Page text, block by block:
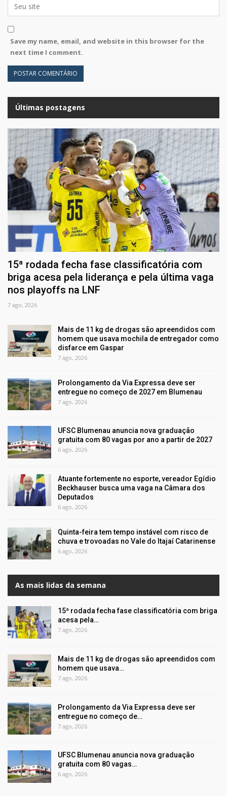
Save my name, email, and website in this browser for the
next time I comment.
Últimas postagens
15ª rodada fecha fase classificatória com
briga acesa pela liderança e pela última vaga
nos playoffs na LNF
7 ago, 2026
Mais de 11 kg de drogas são apreendidos com
homem que usava mochila de entregador como
disfarce em Gaspar
7 ago, 2026
Prolongamento da Via Expressa deve ser
entregue no começo de 2027 em Blumenau
7 ago, 2026
UFSC Blumenau anuncia nova graduação
gratuita com 80 vagas por ano a partir de 2027
6 ago, 2026
Atuante fortemente no esporte, vereador Egídio
Beckhauser busca uma vaga na Câmara dos
Deputados
6 ago, 2026
Quinta-feira tem tempo instável com risco de
chuva e trovoadas no Vale do Itajaí Catarinense
6 ago, 2026
As mais lidas da semana
15ª rodada fecha fase classificatória com briga
acesa pela…
7 ago, 2026
Mais de 11 kg de drogas são apreendidos com
homem que usava…
7 ago, 2026
Prolongamento da Via Expressa deve ser
entregue no começo de…
7 ago, 2026
UFSC Blumenau anuncia nova graduação
gratuita com 80 vagas…
6 ago, 2026